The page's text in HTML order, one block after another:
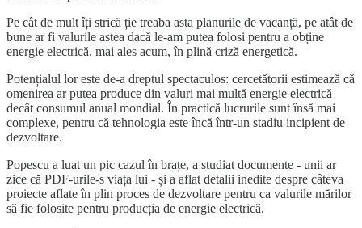
Pe cât de mult îți strică ție treaba asta planurile de vacanță, pe atât de
bune ar fi valurile astea dacă le-am putea folosi pentru a obține
energie electrică, mai ales acum, în plină criză energetică.
Potențialul lor este de-a dreptul spectaculos: cercetătorii estimează că
omenirea ar putea produce din valuri mai multă energie electrică
decât consumul anual mondial. În practică lucrurile sunt însă mai
complexe, pentru că tehnologia este încă într-un stadiu incipient de
dezvoltare.
Popescu a luat un pic cazul în brațe, a studiat documente - unii ar
zice că PDF-urile-s viața lui - și a aflat detalii inedite despre câteva
proiecte aflate în plin proces de dezvoltare pentru ca valurile mărilor
să fie folosite pentru producția de energie electrică.